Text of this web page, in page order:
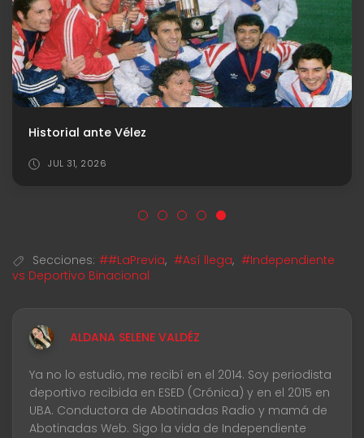
Historial ante Vélez
JUL 31, 2026
Secciones: ##LaPrevia, #Así llega, #Independiente
vs Deportivo Binacional
ALDANA SELENE VALDÉZ
Ya no lo estudio, me recibí en el 2014. Soy periodista
deportivo recibida en ESED (Crónica) y en el 2015 en
UBA. Conductora de Abotinadas Radio y mamá de
Abotinadas Web. Sigo la vida de Independiente